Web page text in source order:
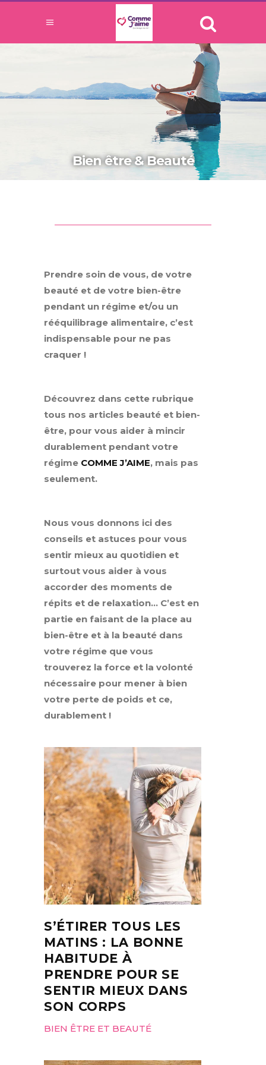
Bien être & Beauté
Prendre soin de vous, de votre
beauté et de votre bien-être
pendant un régime et/ou un
rééquilibrage alimentaire, c’est
indispensable pour ne pas
craquer !
Découvrez dans cette rubrique
tous nos articles beauté et bien-
être, pour vous aider à mincir
durablement pendant votre
régime COMME J’AIME, mais pas
seulement.
Nous vous donnons ici des
conseils et astuces pour vous
sentir mieux au quotidien et
surtout vous aider à vous
accorder des moments de
répits et de relaxation… C’est en
partie en faisant de la place au
bien-être et à la beauté dans
votre régime que vous
trouverez la force et la volonté
nécessaire pour mener à bien
votre perte de poids et ce,
durablement !
S’ÉTIRER TOUS LES
MATINS : LA BONNE
HABITUDE À
PRENDRE POUR SE
SENTIR MIEUX DANS
SON CORPS
BIEN ÊTRE ET BEAUTÉ